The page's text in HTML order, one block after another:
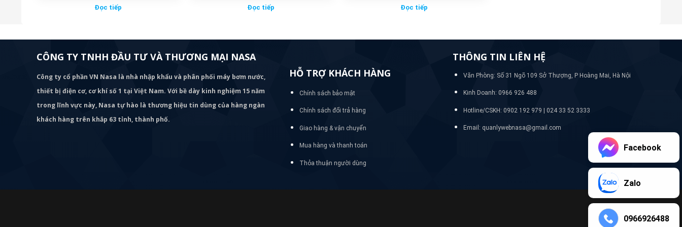
Đọc tiếp Đọc tiếp Đọc tiếp
CÔNG TY TNHH ĐẦU TƯ VÀ THƯƠNG MẠI NASA
Công ty cổ phần VN Nasa là nhà nhập khẩu và phân phối máy bơm nước,
thiết bị điện cơ, cơ khí số 1 tại Việt Nam. Với bề dày kinh nghiệm 15 năm
trong lĩnh vực này, Nasa tự hào là thương hiệu tin dùng của hàng ngàn
khách hàng trên khắp 63 tỉnh, thành phố.
HỖ TRỢ KHÁCH HÀNG
Chính sách bảo mật
Chính sách đổi trả hàng
Giao hàng & vận chuyển
Mua hàng và thanh toán
Thỏa thuận người dùng
THÔNG TIN LIÊN HỆ
Văn Phòng: Số 31 Ngõ 109 Sở Thượng, P Hoàng Mai, Hà Nội
Kinh Doanh: 0966 926 488
Hotline/CSKH: 0902 192 979 | 024 33 52 3333
Email: quanlywebnasa@gmail.com
Facebook
Zalo
0966926488